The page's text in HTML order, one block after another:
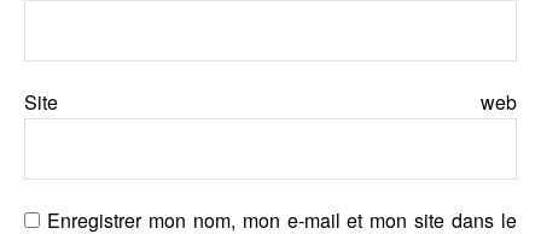
Site web
Enregistrer mon nom, mon e-mail et mon site dans le